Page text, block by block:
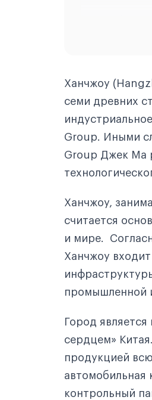
Крупные
Город Шанхай
Город Шаосин
Город Нинбо
Город Дэцин
Уровень жизни
Про жилье
Про питание
Про проезд
Проезд на
Проезд на такси
Ханчжоу
семи древних
Group. Иными
Group Джек Ма
Ханчжоу,
считается
и мире.
Ханчжоу
промышленной
Город
сердцем»
продукцией
автомобильная
контрольный